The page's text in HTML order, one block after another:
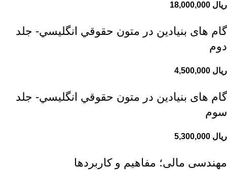
ریال
گام های بنیادین در متون حقوقي انگليسي- جلد
دوم
ریال
گام های بنیادین در متون حقوقي انگليسي- جلد
سوم
ریال
مهندسی مالی؛ مفاهیم و کاربردها